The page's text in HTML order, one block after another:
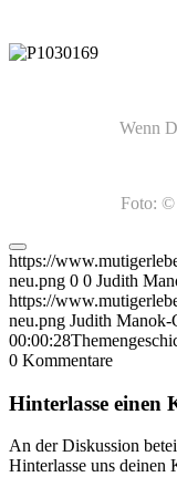
Wenn
Foto: ©
https://
neu.png 0 0 Judith
https://
neu.png Judith Manok-
00:00:28
0 Kommentare
Hinterlasse einen
An der Diskussion
Hinterlasse uns deinen